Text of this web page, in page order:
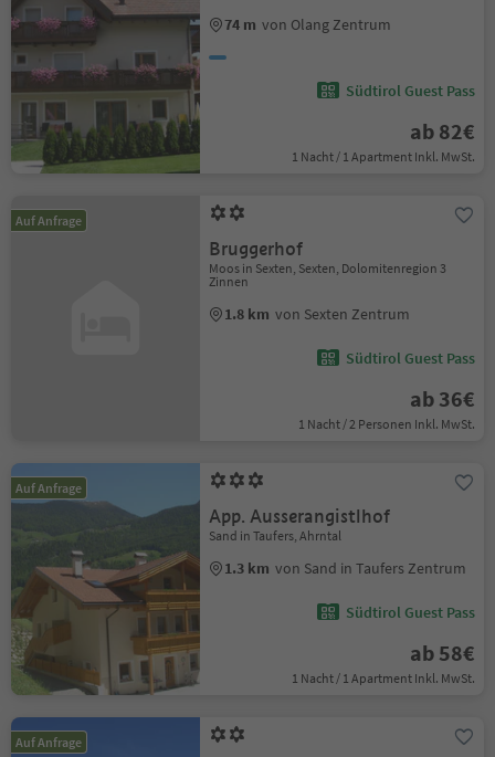
74 m von Olang Zentrum
Südtirol Guest Pass
ab 82€
1 Nacht / 1 Apartment Inkl. MwSt.
Auf Anfrage
Bruggerhof
Moos in Sexten, Sexten, Dolomitenregion 3
Zinnen
1.8 km von Sexten Zentrum
Südtirol Guest Pass
ab 36€
1 Nacht / 2 Personen Inkl. MwSt.
Auf Anfrage
App. Ausserangistlhof
Sand in Taufers, Ahrntal
1.3 km von Sand in Taufers Zentrum
Südtirol Guest Pass
ab 58€
1 Nacht / 1 Apartment Inkl. MwSt.
Auf Anfrage